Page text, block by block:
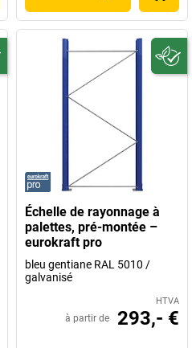
Échelle de rayonnage à
palettes, pré-montée –
eurokraft pro
bleu gentiane RAL 5010 /
galvanisé
HTVA
à partir de 293,- €